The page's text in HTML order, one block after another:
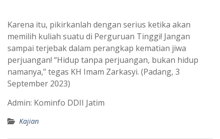
Karena itu, pikirkanlah dengan serius ketika akan
memilih kuliah suatu di Perguruan Tinggi! Jangan
sampai terjebak dalam perangkap kematian jiwa
perjuangan! “Hidup tanpa perjuangan, bukan hidup
namanya,” tegas KH Imam Zarkasyi. (Padang, 3
September 2023)
Admin: Kominfo DDII Jatim
Kajian